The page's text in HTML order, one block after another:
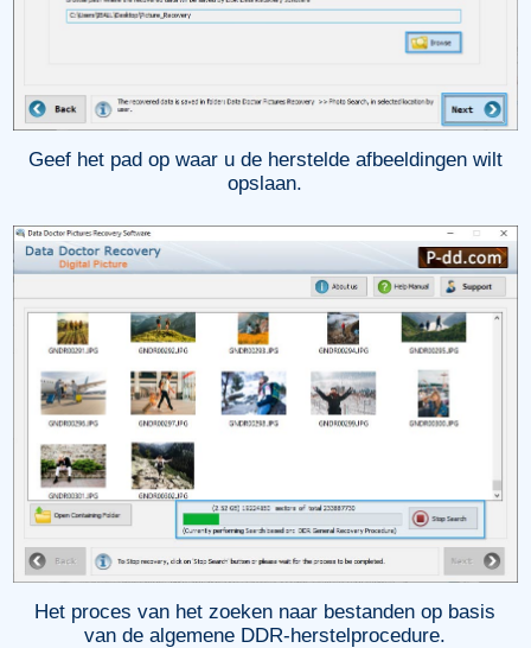
Geef het pad op waar u de herstelde afbeeldingen wilt
opslaan.
Het proces van het zoeken naar bestanden op basis
van de algemene DDR-herstelprocedure.